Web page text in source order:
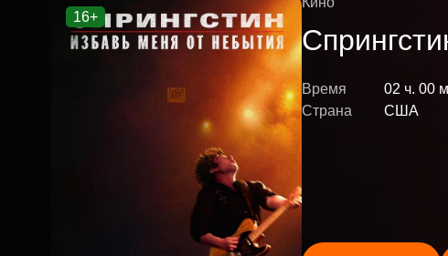
16+
Время
02 ч. 00
Страна
США